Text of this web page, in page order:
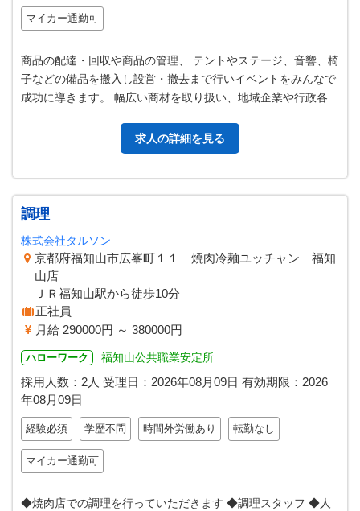
マイカー通勤可
商品の配達・回収や商品の管理、 テントやステージ、音響、椅
子などの備品を搬入し設営・撤去まで行いイベントをみんなで
成功に導きます。 幅広い商材を取り扱い、地域企業や行政各種
求人の詳細を見る
調理
株式会社タルソン
京都府福知山市広峯町１１ 焼肉冷麺ユッチャン 福知
山店
ＪＲ福知山駅から徒歩10分
正社員
月給 290000円 ～ 380000円
ハローワーク 福知山公共職業安定所
採用人数：2人 受理日： 2026年08月09日 有効期限： 2026
年08月09日
経験必須 学歴不問 時間外労働あり 転勤なし
マイカー通勤可
◆焼肉店での調理を行っていただきます ◆調理スタッフ ◆人